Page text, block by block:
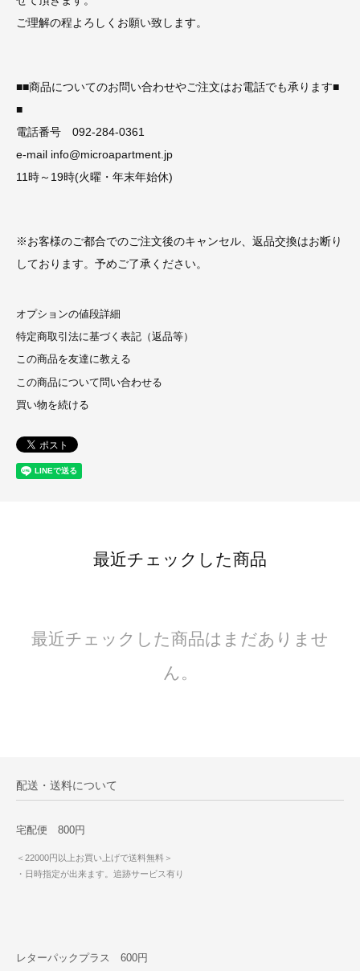
ご理解の程よろしくお願い致します。
■■商品についてのお問い合わせやご注文はお電話でも承ります■
■
電話番号 092-284-0361
e-mail info@microapartment.jp
11時～19時(火曜・年末年始休)
※お客様のご都合でのご注文後のキャンセル、返品交換はお断り
しております。予めご了承ください。
オプションの値段詳細
特定商取引法に基づく表記（返品等）
この商品を友達に教える
この商品について問い合わせる
買い物を続ける
最近チェックした商品
最近チェックした商品はまだありませ
ん。
配送・送料について
宅配便 800円
＜22000円以上お買い上げで送料無料＞
・日時指定が出来ます。追跡サービス有り
レターパックプラス 600円